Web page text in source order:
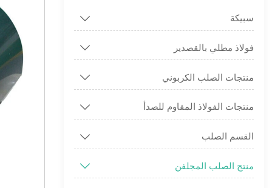
سبيكة 
فولاذ مطلي بالقصدير 
منتجات الصلب الكربوني 
منتجات الفولاذ المقاوم للصدأ 
القسم الصلب 
منتج الصلب المجلفن 